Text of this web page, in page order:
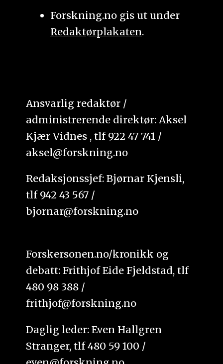
Forskning.no gis ut under
Redaktørplakaten.
Ansvarlig redaktør /
administrerende direktør: Aksel
Kjær Vidnes , tlf 922 47 741 /
aksel@forskning.no
Redaksjonssjef: Bjørnar Kjensli,
tlf 942 43 567 /
bjornar@forskning.no
Forskersonen.no/kronikk og
debatt: Frithjof Eide Fjeldstad, tlf
480 98 388 /
frithjof@forskning.no
Daglig leder: Even Hallgren
Stranger, tlf 480 59 100 /